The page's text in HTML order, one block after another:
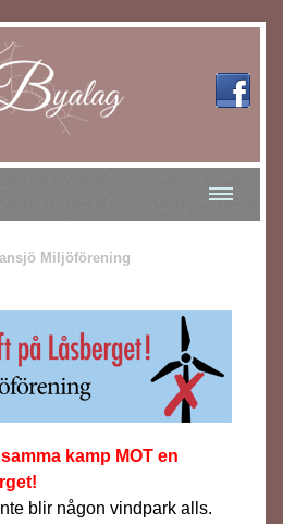
Miljöförening
kamp MOT en
blir någon vindpark alls.